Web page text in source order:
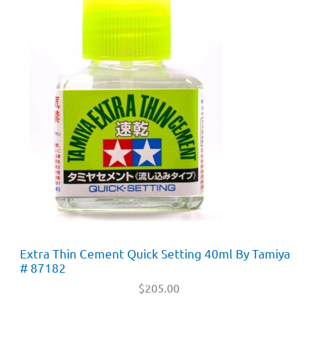
Extra Thin Cement Quick Setting 40ml By Tamiya
# 87182
$205.00